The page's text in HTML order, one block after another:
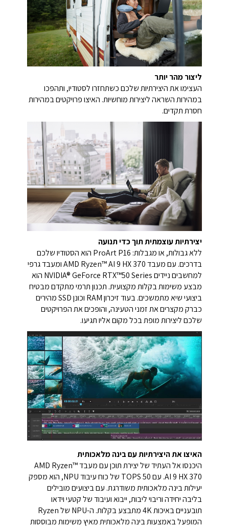
ליצור מהר יותר
העצימו את היצירתיות שלכם כשתחזרו לסטודיו, ותהפכו
במהירות השראה ליצירות מוחשיות. האיצו פרויקטים במהירות
חסרת תקדים.
יצירתיות עוצמתית תוך כדי תנועה
ללא גבולות, או מגבלות: ProArt P16 הוא הסטודיו שלכם
בדרכים. עם מעבד AMD Ryzen™ AI 9 HX 370 ומעבד גרפי
למחשבים ניידים NVIDIA® GeForce RTX™50 Series הוא
מבצע משימות בקלות מקצועית. תכנון תרמי מתקדם מבטיח
ביצועי שיא מתמשכים. בעוד זיכרון RAM וכונן SSD מהירים
כברק מקצרים את זמני הטעינה, והופכים את הפרויקטים
שלכם ליצירות מופת בכל מקום אליו תגיעו.
האיצו את היצירתיות עם בינה מלאכותית
היכנסו אל העתיד של יצירת תוכן עם מעבד AMD Ryzen™
AI 9 HX 370. עם 50 TOPS של כוח עיבוד NPU, הוא מספק
יעילות בינה מלאכותית משודרגת. עם ביצועים מובילים
בליבה יחידה וריבוי ליבות, ייבוא ועיבוד של קטעי וידאו
תובעניים באיכות 4K מתבצע בקלות. ה-NPU של Ryzen
המופעל באמצעות בינה מלאכותית מאיץ משימות מבוססות